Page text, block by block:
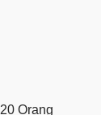
Orang